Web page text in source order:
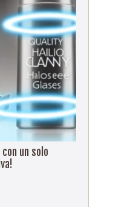
un solo